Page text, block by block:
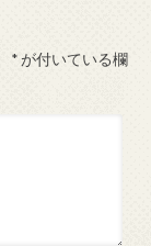
*が付いている欄